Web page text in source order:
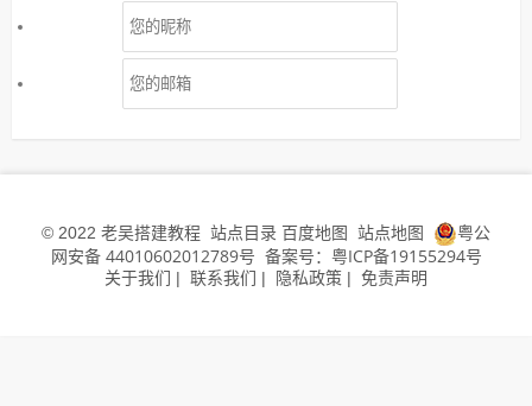
© 2022 老吴搭建教程 站点目录 百度地图 站点地图
粤公
网安备 44010602012789号 备案号：粤ICP备19155294号
关于我们 | 联系我们 | 隐私政策 | 免责声明